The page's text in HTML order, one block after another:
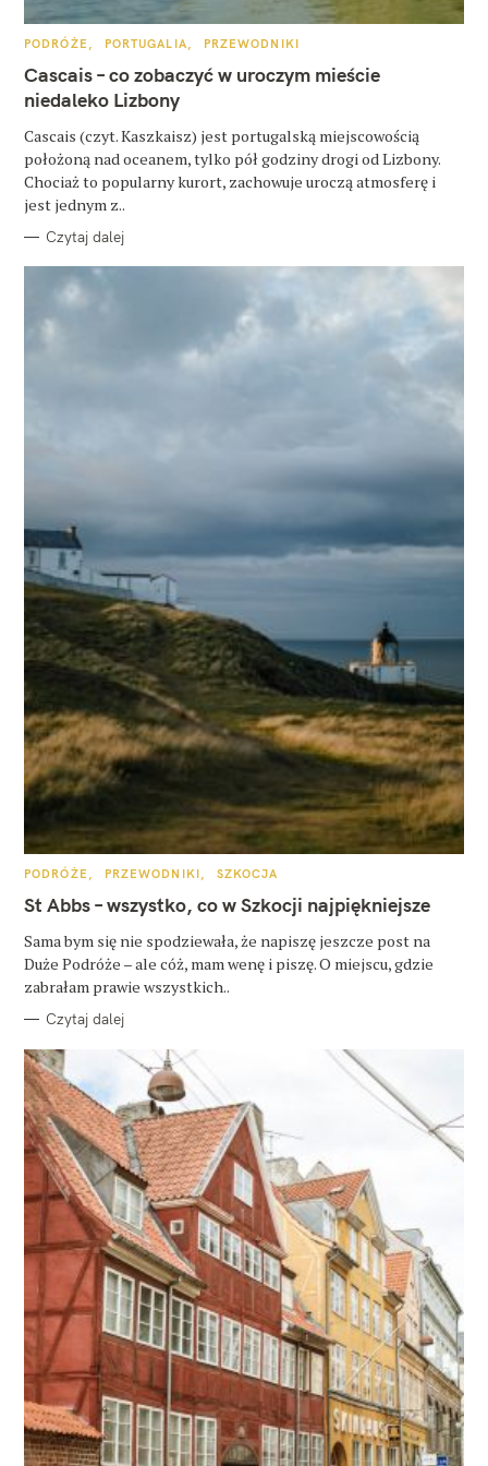
K
T
E
G
O
I
E
PODRÓŻE PORTUGALIA PRZEWODNIKI
Cascais – co zobaczyć w uroczym mieście
niedaleko Lizbony
Cascais (czyt. Kaszkaisz) jest portugalską miejscowością
położoną nad oceanem, tylko pół godziny drogi od Lizbony.
Chociaż to popularny kurort, zachowuje uroczą atmosferę i
jest jednym z..
Czytaj dalej
K
T
E
O
R
I
PODRÓŻE PRZEWODNIKI SZKOCJA
St Abbs – wszystko, co w Szkocji najpiękniejsze
Sama bym się nie spodziewała, że napiszę jeszcze post na
Duże Podróże – ale cóż, mam wenę i piszę. O miejscu, gdzie
zabrałam prawie wszystkich..
Czytaj dalej
k
a
j
: